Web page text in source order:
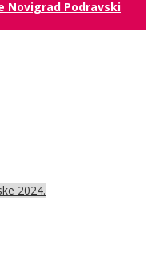
Novigrad Podravski
2024.